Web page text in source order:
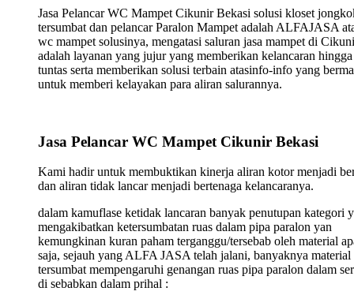
Jasa Pelancar WC Mampet Cikunir Bekasi solusi kloset
tersumbat dan pelancar Paralon Mampet adalah ALFAJASA
wc mampet solusinya, mengatasi saluran jasa mampet di
adalah layanan yang jujur yang memberikan kelancaran hingga
tuntas serta memberikan solusi terbain atasinfo-info yang
untuk memberi kelayakan para aliran salurannya.
Jasa Pelancar WC Mampet Cikunir Bekasi
Kami hadir untuk membuktikan kinerja aliran kotor menjadi
dan aliran tidak lancar menjadi bertenaga kelancaranya.
dalam kamuflase ketidak lancaran banyak penutupan kategori
mengakibatkan ketersumbatan ruas dalam pipa paralon yan
kemungkinan kuran paham terganggu/tersebab oleh material
saja, sejauh yang ALFA JASA telah jalani, banyaknya material
tersumbat mempengaruhi genangan ruas pipa paralon dalam
di sebabkan dalam prihal :